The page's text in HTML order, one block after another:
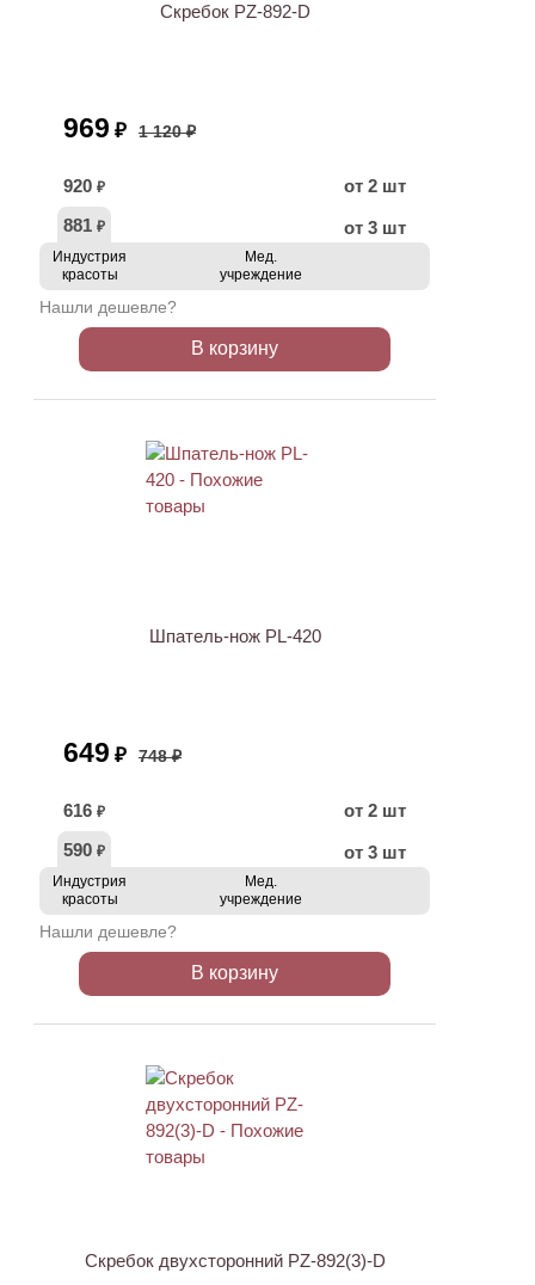
Скребок PZ-892-D
969 ₽ 1 120 ₽
920 ₽
от 2 шт
881 ₽ от 3 шт
Индустрия
красоты
Мед.
учреждение
Нашли дешевле?
В корзину
Шпатель-нож PL-420
649 ₽ 748 ₽
616 ₽
от 2 шт
590 ₽ от 3 шт
Индустрия
красоты
Мед.
учреждение
Нашли дешевле?
В корзину
Скребок двухсторонний PZ-892(3)-D